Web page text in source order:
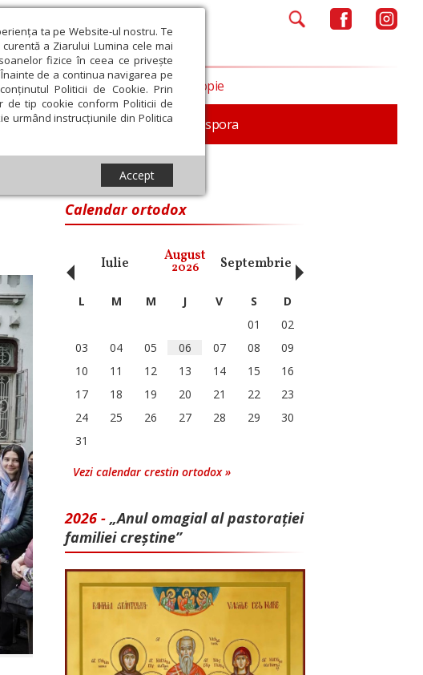
ta pe Website-ul nostru. Te
a Ziarului Lumina cele mai
fizice în ceea ce privește
de a continua navigarea pe
Politicii de Cookie. Prin
de tip cookie conform Politicii de
urmând instrucțiunile din Politica
Accept
In memoriam Diaspora
Societate Opinii Filantropie
Calendar ortodox
Iulie August
2026 Septembrie Octombrie
‹ L M M J V S
D
01
02
03
04 05 06 07 08
09
10
11 12 13 14 15
16
17
18 19 20 21 22
23
24
25 26 27 28 29
30
31
Vezi calendar crestin ortodox »
2026 - „Anul omagial al pastorației
familiei creștine”